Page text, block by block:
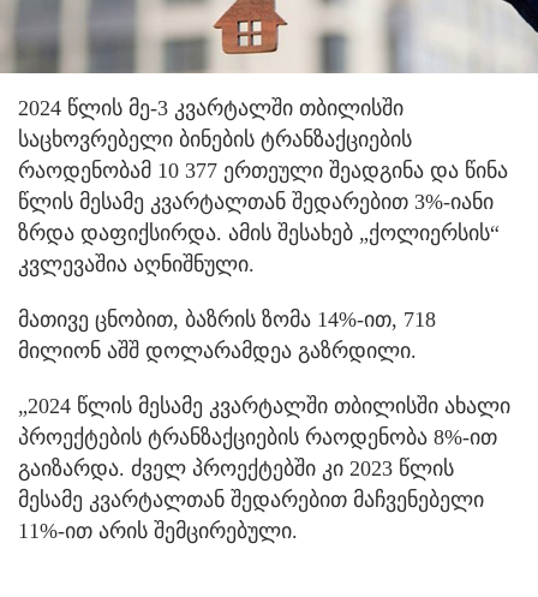
2024 წლის მე-3 კვარტალში თბილისში
საცხოვრებელი ბინების ტრანზაქციების
რაოდენობამ 10 377 ერთეული შეადგინა და წინა
წლის მესამე კვარტალთან შედარებით 3%-იანი
ზრდა დაფიქსირდა. ამის შესახებ „ქოლიერსის“
კვლევაშია აღნიშნული.
მათივე ცნობით, ბაზრის ზომა 14%-ით, 718
მილიონ აშშ დოლარამდეა გაზრდილი.
„2024 წლის მესამე კვარტალში თბილისში ახალი
პროექტების ტრანზაქციების რაოდენობა 8%-ით
გაიზარდა. ძველ პროექტებში კი 2023 წლის
მესამე კვარტალთან შედარებით მაჩვენებელი
11%-ით არის შემცირებული.